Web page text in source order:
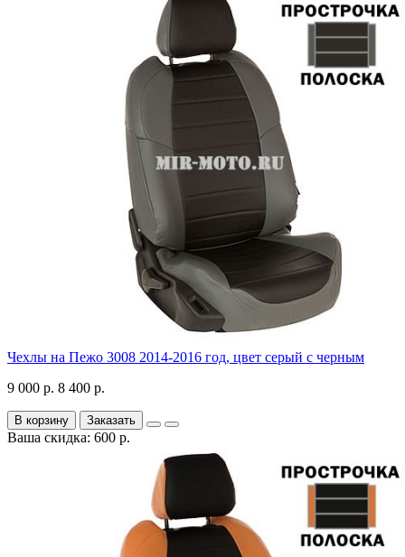
Чехлы на Пежо 3008 2014-2016 год, цвет серый с черным
9 000 р. 8 400 р.
В корзину Заказать
Ваша скидка: 600 р.